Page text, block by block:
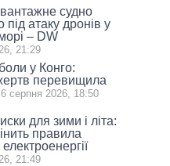
судно
під атаку дронів у
– DW
21:29
у Конго:
жертв перевищила
6 серпня 2026, 18:50
для зими і літа:
правила
21:49